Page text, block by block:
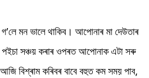
মন ভালে থাকিব। আপোনাৰ মা দেউতাৰ
সঞ্চয় কৰাৰ ওপৰত আপোনাক এটা সৰু
বিশ্ৰাম কৰিবৰ বাবে বহুত কম সময় পাব,